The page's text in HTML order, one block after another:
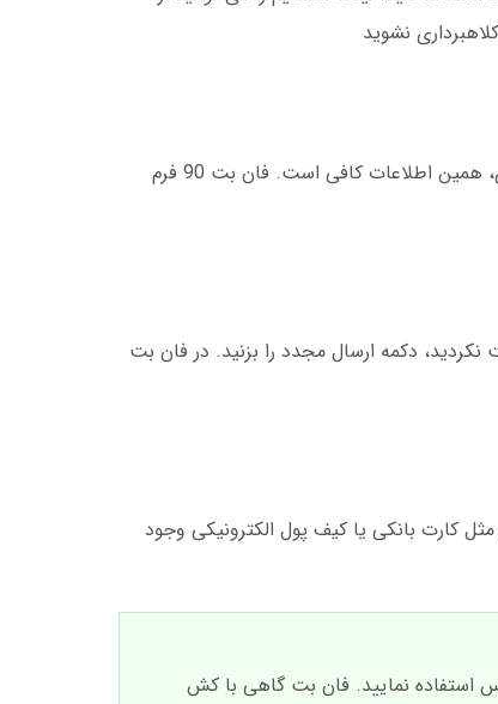
نشوید
روی دکمه ثبت نام کلیک کنید. ایمیل، شماره موبایل و رمز عبور را وارد کنید. برای ورود بعدی، همین اطلاعات کافی است. فان بت 90 فرم
نکردید، دکمه ارسال مجدد را بزنید. در فان بت
روش های مختلفی مثل کارت بانکی یا کیف پول الکترونیکی وجود
استفاده نمایید. فان بت گاهی با کش